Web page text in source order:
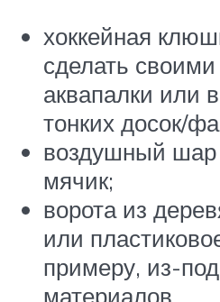
хоккейная
сделать
аквапалки или
тонких досок/
воздушный
мячик;
ворота из
или
примеру, из-
материалов.